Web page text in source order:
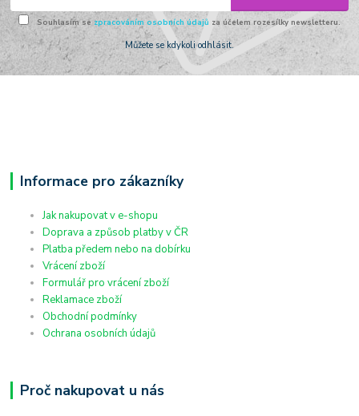
Souhlasím se zpracováním osobních údajů za účelem rozesílky newsletteru.
Můžete se kdykoli odhlásit.
Informace pro zákazníky
Jak nakupovat v e-shopu
Doprava a způsob platby v ČR
Platba předem nebo na dobírku
Vrácení zboží
Formulář pro vrácení zboží
Reklamace zboží
Obchodní podmínky
Ochrana osobních údajů
Proč nakupovat u nás